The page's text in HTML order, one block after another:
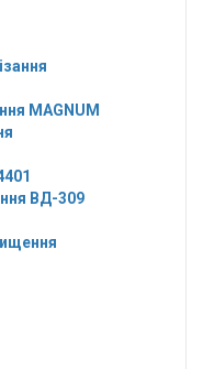
MAGNUM
ВД-309